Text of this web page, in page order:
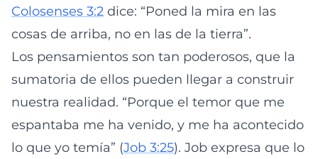
Colosenses 3:2 dice: “Poned la mira en las
cosas de arriba, no en las de la tierra”.
Los pensamientos son tan poderosos, que la
sumatoria de ellos pueden llegar a construir
nuestra realidad. “Porque el temor que me
espantaba me ha venido, y me ha acontecido
lo que yo temía” (Job 3:25). Job expresa que lo